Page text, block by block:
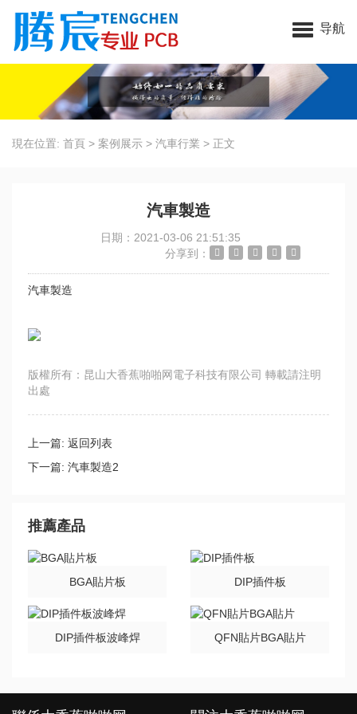
昆山大香蕉啪啪网電子科技有限公司
导航
現在位置: 首頁 > 案例展示 > 汽車行業 > 正文
汽車製造
日期：2021-03-06 21:51:35
分享到：
汽車製造
版權所有：昆山大香蕉啪啪网電子科技有限公司 轉載請注明
出處
上一篇: 返回列表
下一篇: 汽車製造2
推薦產品
BGA貼片板 DIP插件板
DIP插件板波峰焊 QFN貼片BGA貼片